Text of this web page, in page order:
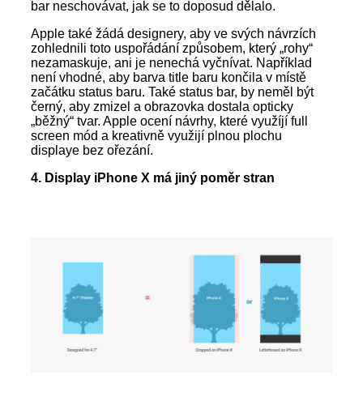
bar neschovávat, jak se to doposud dělalo.
Apple také žádá designery, aby ve svých návrzích
zohlednili toto uspořádání způsobem, který „rohy“
nezamaskuje, ani je nenechá vyčnívat. Například
není vhodné, aby barva title baru končila v místě
začátku status baru. Také status bar, by neměl být
černý, aby zmizel a obrazovka dostala opticky
„běžný“ tvar. Apple ocení návrhy, které využíjí full
screen mód a kreativně využijí plnou plochu
displaye bez ořezání.
4. Display iPhone X má jiný poměr stran